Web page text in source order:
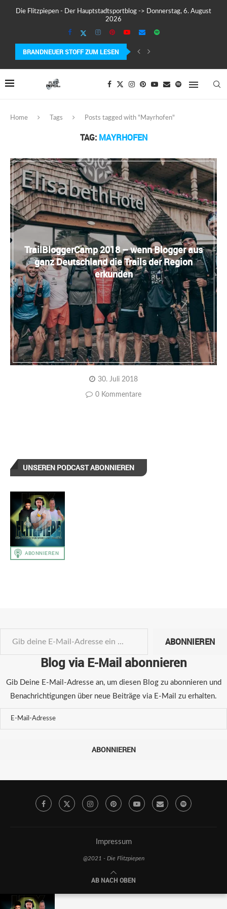
Die Flitzpiepen - Der Hauptstadtsportblog -> Donnerstag, 6. August
2026
BRANDNEUER STOFF ZUM LESEN
MEIN ERSTER MARATHON: 42,195 KILOMETER PURE VERRÜCKTHEIT,
Home Tags Posts tagged with "Mayrhofen"
TAG: MAYRHOFEN
TrailBloggerCamp 2018 – wenn Blogger aus
ganz Deutschland die Trails der Region
erkunden
30. Juli 2018
0 Kommentare
UNSEREN PODCAST ABONNIEREN
ABONNIEREN
Blog via E-Mail abonnieren
Gib Deine E-Mail-Adresse an, um diesen Blog zu abonnieren und
Benachrichtigungen über neue Beiträge via E-Mail zu erhalten.
ABONNIEREN
Impressum
@2021 - Die Flitzpiepen
AB NACH OBEN